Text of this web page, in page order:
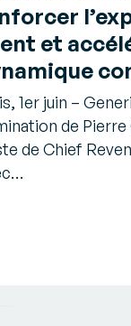
et
1er juin –
de
de Chief